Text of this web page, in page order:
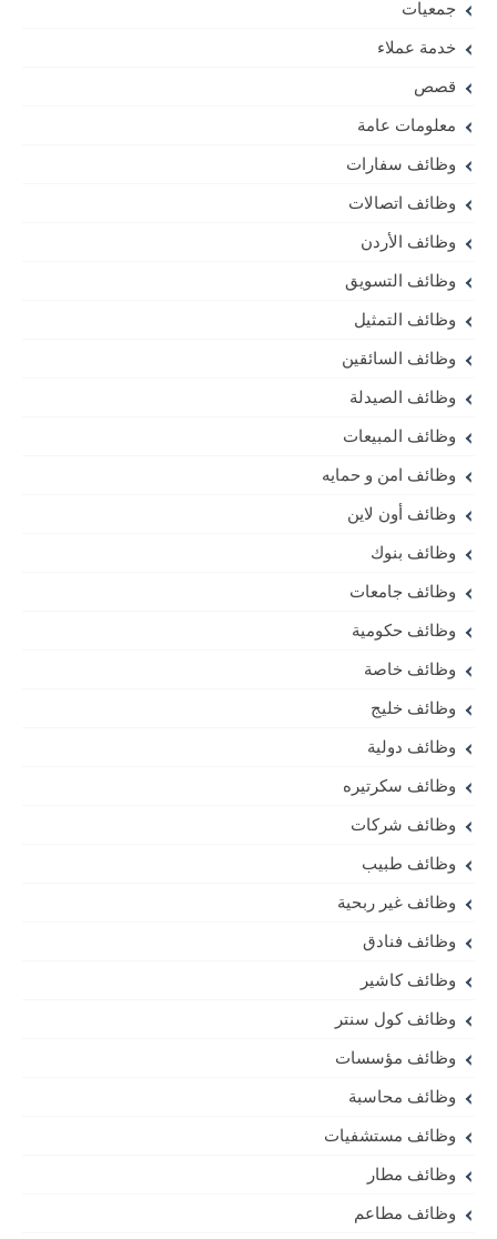
أقسام الوظائف
أخبار
اكلات
الأردن
جمعيات
خدمة عملاء
قصص
معلومات عامة
وظائف سفارات
وظائف اتصالات
وظائف الأردن
وظائف التسويق
وظائف التمثيل
وظائف السائقين
وظائف الصيدلة
وظائف المبيعات
وظائف امن و حمايه
وظائف أون لاين
وظائف بنوك
وظائف جامعات
وظائف حكومية
وظائف خاصة
وظائف خليج
وظائف دولية
وظائف سكرتيره
وظائف شركات
وظائف طبيب
وظائف غير ربحية
وظائف فنادق
وظائف كاشير
وظائف كول سنتر